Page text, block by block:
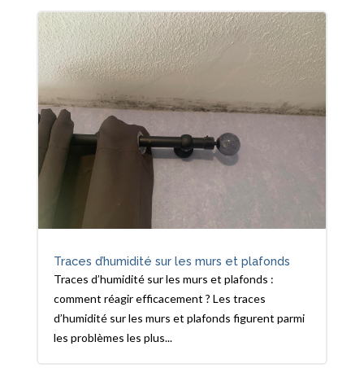
Traces d’humidité sur les murs et plafonds
Traces d’humidité sur les murs et plafonds :
comment réagir efficacement ? Les traces
d’humidité sur les murs et plafonds figurent parmi
les problèmes les plus...